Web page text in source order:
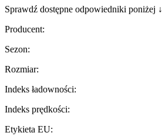
Sprawdź dostępne odpowiedniki poniżej ↓
Producent:
Sezon:
Rozmiar:
Indeks ładowności:
Indeks prędkości:
Etykieta EU: